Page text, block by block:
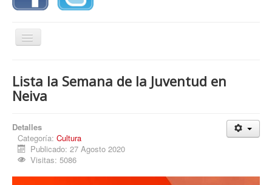
Alternar
navegación
Noticias
Reportajes
Procesos
Lista la Semana de la Juventud en
Neiva
Detalles
Categoría: Cultura
Publicado: 27 Agosto 2020
Visitas: 5086